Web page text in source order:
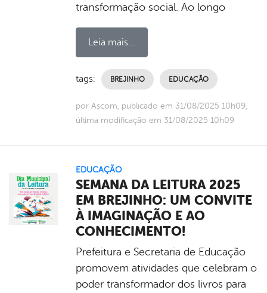
transformação social. Ao longo
Leia mais...
tags: BREJINHO EDUCAÇÃO
por Ascom, publicado em 31/08/2025 10h09,
última modificação em 31/08/2025 10h09
EDUCAÇÃO
SEMANA DA LEITURA 2025
EM BREJINHO: UM CONVITE
À IMAGINAÇÃO E AO
CONHECIMENTO!
Prefeitura e Secretaria de Educação
promovem atividades que celebram o
poder transformador dos livros para